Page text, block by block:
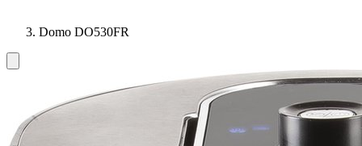
Domo DO530FR